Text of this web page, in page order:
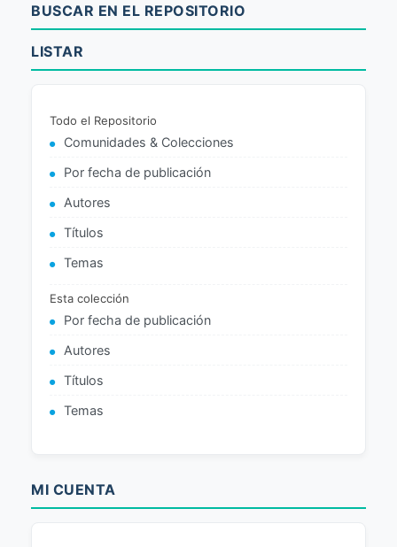
BUSCAR EN EL REPOSITORIO
LISTAR
Todo el Repositorio
Comunidades & Colecciones
Por fecha de publicación
Autores
Títulos
Temas
Esta colección
Por fecha de publicación
Autores
Títulos
Temas
MI CUENTA